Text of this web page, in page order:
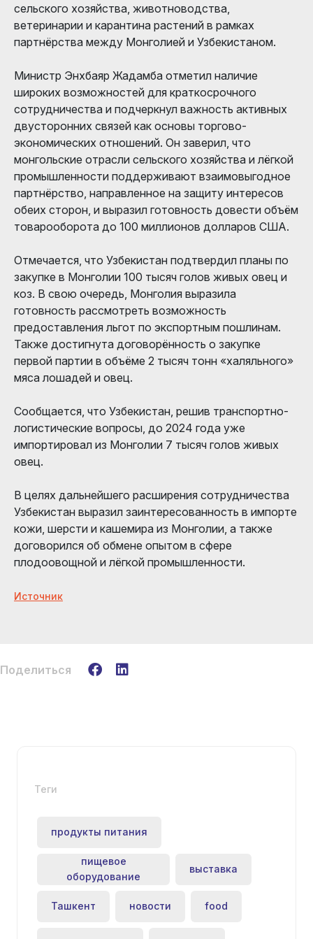
сельского хозяйства, животноводства,
ветеринарии и карантина растений в рамках
партнёрства между Монголией и Узбекистаном.
Министр Энхбаяр Жадамба отметил наличие
широких возможностей для краткосрочного
сотрудничества и подчеркнул важность активных
двусторонних связей как основы торгово-
экономических отношений. Он заверил, что
монгольские отрасли сельского хозяйства и лёгкой
промышленности поддерживают взаимовыгодное
партнёрство, направленное на защиту интересов
обеих сторон, и выразил готовность довести объём
товарооборота до 100 миллионов долларов США.
Отмечается, что Узбекистан подтвердил планы по
закупке в Монголии 100 тысяч голов живых овец и
коз. В свою очередь, Монголия выразила
готовность рассмотреть возможность
предоставления льгот по экспортным пошлинам.
Также достигнута договорённость о закупке
первой партии в объёме 2 тысяч тонн «халяльного»
мяса лошадей и овец.
Сообщается, что Узбекистан, решив транспортно-
логистические вопросы, до 2024 года уже
импортировал из Монголии 7 тысяч голов живых
овец.
В целях дальнейшего расширения сотрудничества
Узбекистан выразил заинтересованность в импорте
кожи, шерсти и кашемира из Монголии, а также
договорился об обмене опытом в сфере
плодоовощной и лёгкой промышленности.
Источник
Поделиться
Теги
продукты питания
пищевое
оборудование
выставка
Ташкент новости food